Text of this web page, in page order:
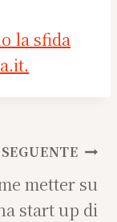
la sfida
SEGUENTE
metter su
start up di